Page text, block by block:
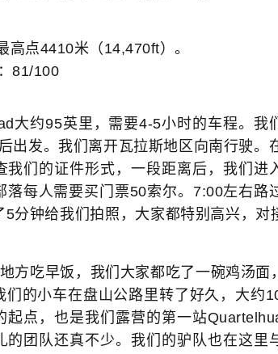
高点4410米（14,470ft）。
81/100
大约95英里，需要4-5小时的车程。我
出发。我们离开瓦拉斯地区向南行驶。
我们的证件形式，一段距离后，我们进
落每人需要买门票50索尔。7:00左右路
分钟给我们拍照，大家都特别高兴，对
吃早饭，我们大家都吃了一碗鸡汤面
们的小车在盘山公路里转了好久，大约
起点，也是我们露营的第一站
的团队还真不少。我们的驴队也在这里